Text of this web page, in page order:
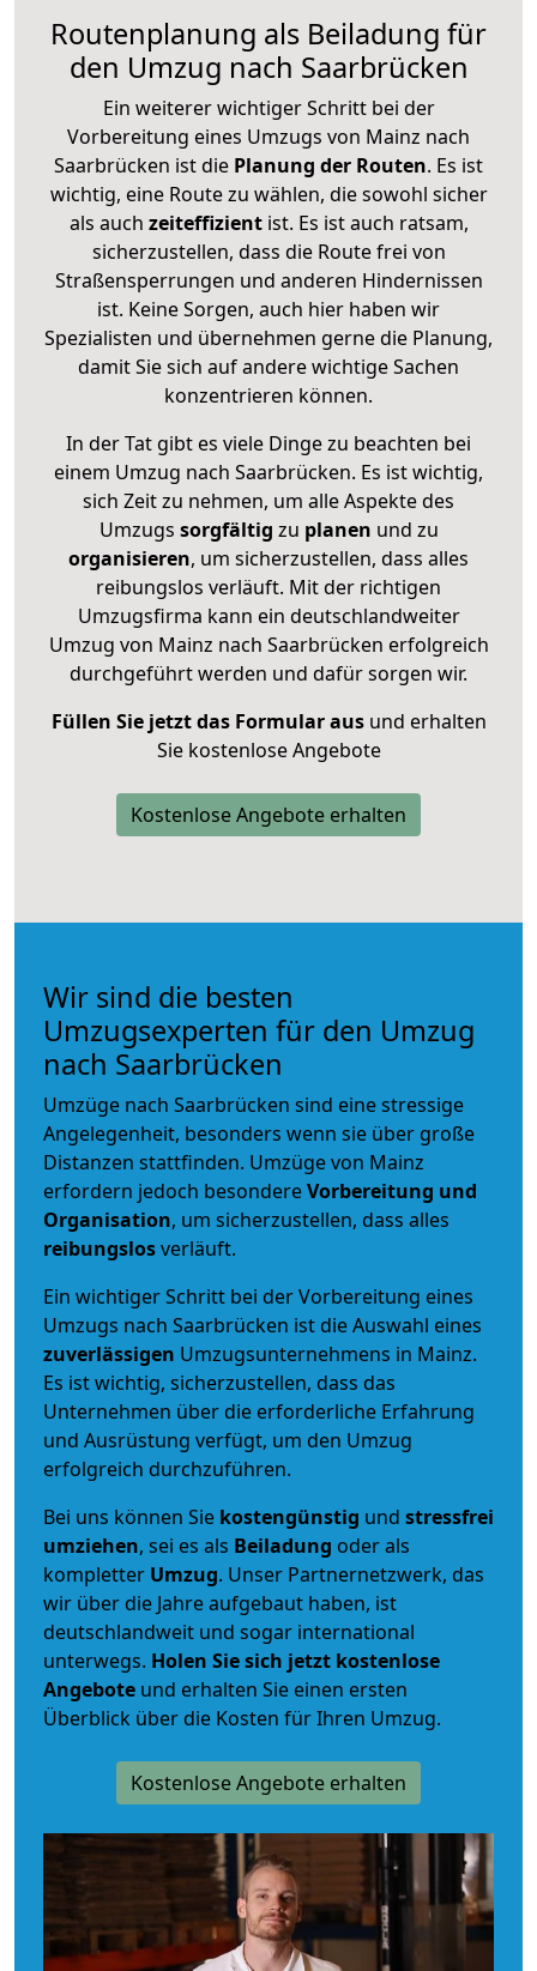
Routenplanung als Beiladung für
den Umzug nach Saarbrücken
Ein weiterer wichtiger Schritt bei der
Vorbereitung eines Umzugs von Mainz nach
Saarbrücken ist die Planung der Routen. Es ist
wichtig, eine Route zu wählen, die sowohl sicher
als auch zeiteffizientist. Es ist auch ratsam,
sicherzustellen, dass die Route frei von
Straßensperrungen und anderen Hindernissen
ist. Keine Sorgen, auch hier haben wir
Spezialisten und übernehmen gerne die Planung,
damit Sie sich auf andere wichtige Sachen
konzentrieren können.
In der Tat gibt es viele Dinge zu beachten bei
einem Umzug nach Saarbrücken. Es ist wichtig,
sich Zeit zu nehmen, um alle Aspekte des
Umzugs sorgfältig zu planen und zu
organisieren, um sicherzustellen, dass alles
reibungslos verläuft. Mit der richtigen
Umzugsfirma kann ein deutschlandweiter
Umzug von Mainz nach Saarbrücken erfolgreich
durchgeführt werden und dafür sorgen wir.
Füllen Sie jetzt das Formular ausund erhalten
Sie kostenlose Angebote
Kostenlose Angebote erhalten
Wir sind die besten
Umzugsexperten für den Umzug
nach Saarbrücken
Umzüge nach Saarbrücken sind eine stressige
Angelegenheit, besonders wenn sie über große
Distanzen stattfinden. Umzüge von Mainz
erfordern jedoch besondereVorbereitung und
Organisation, um sicherzustellen, dass alles
reibungslosverläuft.
Ein wichtiger Schritt bei der Vorbereitung eines
Umzugs nach Saarbrücken ist die Auswahl eines
zuverlässigen Umzugsunternehmens in Mainz.
Es ist wichtig, sicherzustellen, dass das
Unternehmen über die erforderliche Erfahrung
und Ausrüstung verfügt, um den Umzug
erfolgreich durchzuführen.
Bei uns können Sie kostengünstig und stressfrei
umziehen, sei es als Beiladung oder als
kompletter Umzug. Unser Partnernetzwerk, das
wir über die Jahre aufgebaut haben, ist
deutschlandweit und sogar international
unterwegs. Holen Sie sich jetzt kostenlose
Angebote und erhalten Sie einen ersten
Überblick über die Kosten für Ihren Umzug.
Kostenlose Angebote erhalten